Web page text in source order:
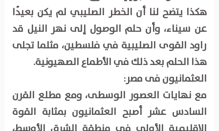
هكذا يتضح لنا أن الخطر الصليبي لم يكن بعيدًا
عن سيناء، وأن حلم الوصول إلى نهر النيل قد
راود القوى الصليبية في فلسطين، مثلما تجلى
هذا الحلم بعد ذلك في الأطماع الصهيونية.
العثمانيون فى مصر:
مع نهايات العصور الوسطى، ومع مطلع القرن
السادس عشر أصبح العثمانيون بمثابة القوة